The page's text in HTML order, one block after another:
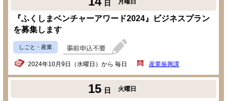
日 月曜日
『ふくしまベンチャーアワード2024』ビジネスプラン
を募集します
しごと・産業
2024年10月9日（水曜日）から 毎日 産業振興課
15 日 火曜日